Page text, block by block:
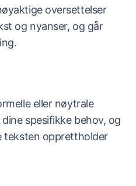
oversettelser
og nyanser, og går
eller nøytrale
spesifikke behov, og
teksten opprettholder